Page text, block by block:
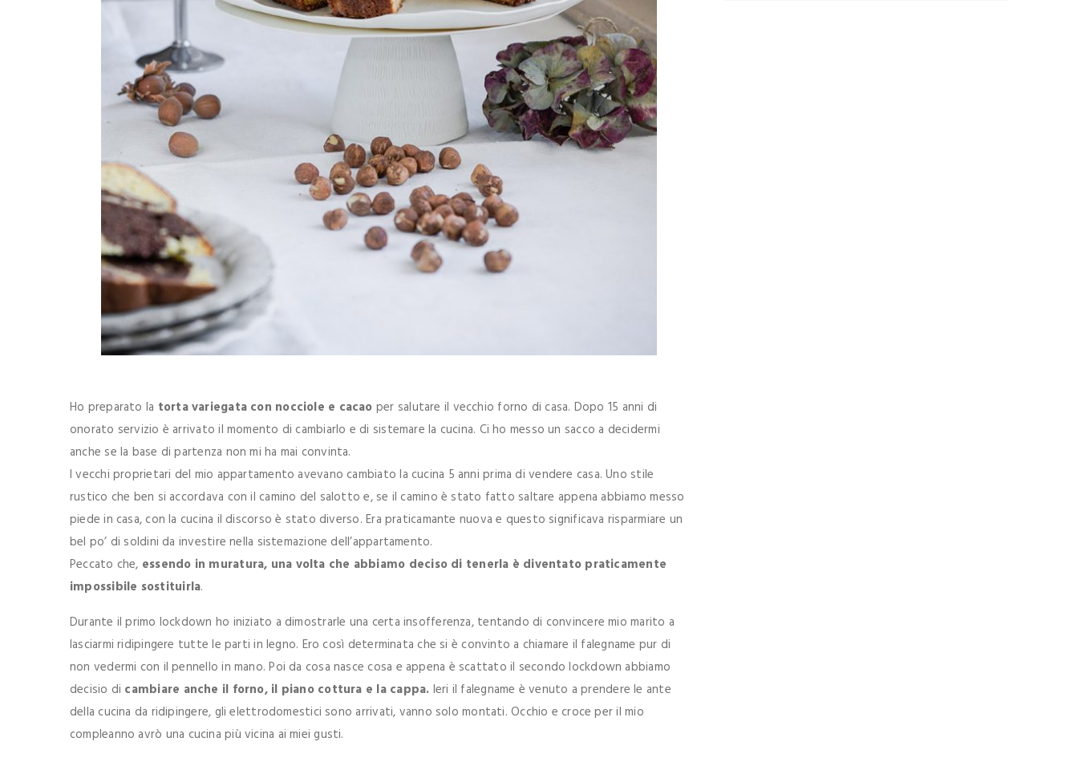
Ho preparato la torta variegata con nocciole e cacao per salutare il vecchio forno di casa. Dopo 15 anni di
onorato servizio è arrivato il momento di cambiarlo e di sistemare la cucina. Ci ho messo un sacco a decidermi
anche se la base di partenza non mi ha mai convinta.
I vecchi proprietari del mio appartamento avevano cambiato la cucina 5 anni prima di vendere casa. Uno stile
rustico che ben si accordava con il camino del salotto e, se il camino è stato fatto saltare appena abbiamo messo
piede in casa, con la cucina il discorso è stato diverso. Era praticamante nuova e questo significava risparmiare un
bel po’ di soldini da investire nella sistemazione dell’appartamento.
Peccato che, essendo in muratura, una volta che abbiamo deciso di tenerla è diventato praticamente
impossibile sostituirla.
Durante il primo lockdown ho iniziato a dimostrarle una certa insofferenza, tentando di convincere mio marito a
lasciarmi ridipingere tutte le parti in legno. Ero così determinata che si è convinto a chiamare il falegname pur di
non vedermi con il pennello in mano. Poi da cosa nasce cosa e appena è scattato il secondo lockdown abbiamo
decisio di cambiare anche il forno, il piano cottura e la cappa. Ieri il falegname è venuto a prendere le ante
della cucina da ridipingere, gli elettrodomestici sono arrivati, vanno solo montati. Occhio e croce per il mio
compleanno avrò una cucina più vicina ai miei gusti.